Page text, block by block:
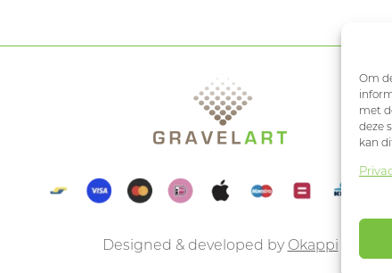
Om
met
deze
kan
Designed & developed by Okappi